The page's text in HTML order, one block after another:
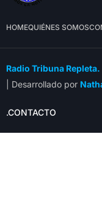
HOMEQUIÉNES SOMOS
Radio Tribuna
| Desarrollado por
.CONTACTO